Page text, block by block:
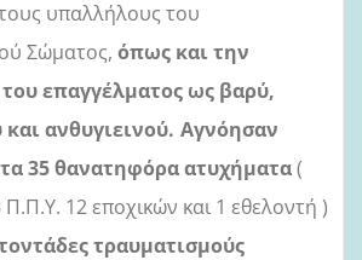
υπαλλήλους του
Σώματος, όπως και την
επαγγέλματος ως βαρύ,
ανθυγιεινού. Αγνόησαν
35 θανατηφόρα ατυχήματα(
12 εποχικών και 1 εθελοντή )
τραυματισμούς